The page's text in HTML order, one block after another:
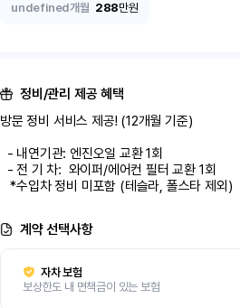
undefined개월 288만원
정비/관리 제공 혜택
방문 정비 서비스 제공! (12개월 기준)
   *수입차 정비 미포함 (테슬라, 폴스타 제외)
계약 선택사항
자차 보험
보상한도 내 면책금이 있는 보험